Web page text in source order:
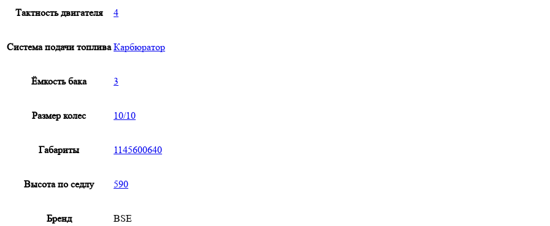
Тактность двигателя 4
Система подачи топлива Карбюратор
Ёмкость бака 3
Размер колес 10/10
Габариты 1145600640
Высота по седлу 590
Бренд BSE